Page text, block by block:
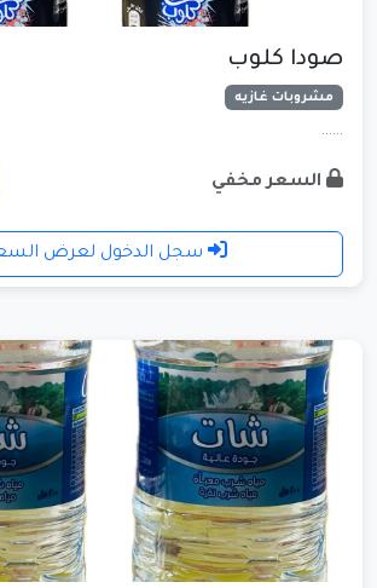
صودا كلوب
مشروبات غازيه
......
السعر مخفي
سجل الدخول لعرض